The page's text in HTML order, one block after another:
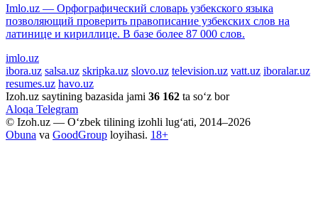
Imlo.uz — Орфографический словарь узбекского языка
позволяющий проверить правописание узбекских слов на
латинице и кириллице. В базе более 87 000 слов.
imlo.uz
ibora.uz salsa.uz skripka.uz slovo.uz television.uz vatt.uz iboralar.uz
resumes.uz havo.uz
Izoh.uz saytining bazasida jami 36 162 ta so‘z bor
Aloqa Telegram
© Izoh.uz — O‘zbek tilining izohli lug‘ati, 2014–2026
Obuna va GoodGroup loyihasi. 18+